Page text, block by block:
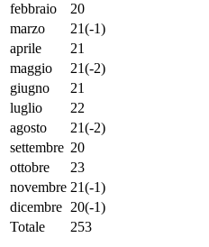
febbraio
20
marzo
21(-1)
aprile
21
maggio
21(-2)
giugno
21
luglio
22
agosto
21(-2)
settembre 20
ottobre
23
novembre 21(-1)
dicembre 20(-1)
Totale
253